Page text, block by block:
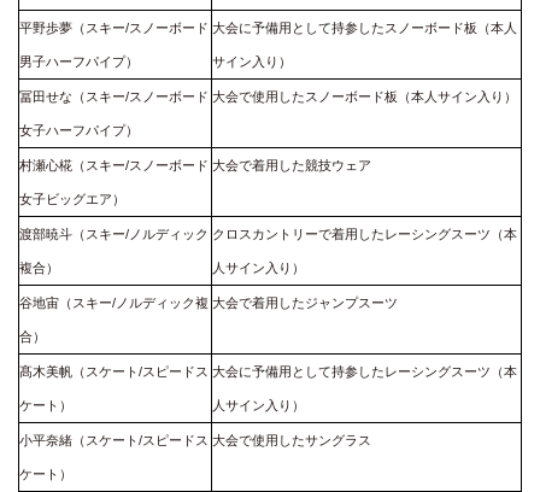
平野歩夢（スキー/スノーボード
男子ハーフパイプ）
大会に予備用として持参したスノーボード板（本人
サイン入り）
冨田せな（スキー/スノーボード
女子ハーフパイプ）
大会で使用したスノーボード板（本人サイン入り）
村瀬心椛（スキー/スノーボード
女子ビッグエア）
大会で着用した競技ウェア
渡部暁斗（スキー/ノルディック
複合）
クロスカントリーで着用したレーシングスーツ（本
人サイン入り）
谷地宙（スキー/ノルディック複
合）
大会で着用したジャンプスーツ
髙木美帆（スケート/スピードス
ケート）
大会に予備用として持参したレーシングスーツ（本
人サイン入り）
小平奈緒（スケート/スピードス
ケート）
大会で使用したサングラス